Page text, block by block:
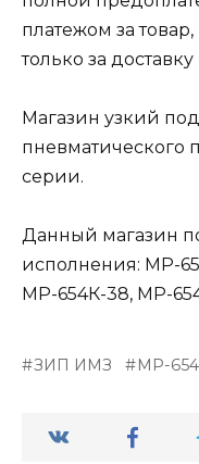
платежом за
только за доставку
Магазин узкий
пневматического
серии.
Данный магазин
исполнения: МР-
МР-654К-38, МР-
ЗИП ИМЗ МР-